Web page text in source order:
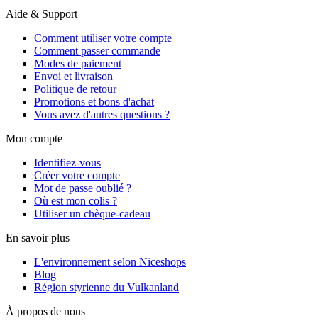
Aide & Support
Comment utiliser votre compte
Comment passer commande
Modes de paiement
Envoi et livraison
Politique de retour
Promotions et bons d'achat
Vous avez d'autres questions ?
Mon compte
Identifiez-vous
Créer votre compte
Mot de passe oublié ?
Où est mon colis ?
Utiliser un chèque-cadeau
En savoir plus
L'environnement selon Niceshops
Blog
Région styrienne du Vulkanland
À propos de nous